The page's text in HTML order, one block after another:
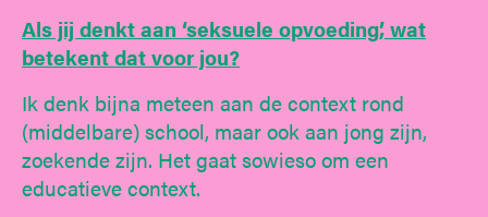
Als jij denkt aan ‘seksuele opvoeding’, wat
betekent dat voor jou?
Ik denk bijna meteen aan de context rond
(middelbare) school, maar ook aan jong zijn,
zoekende zijn. Het gaat sowieso om een
educatieve context.